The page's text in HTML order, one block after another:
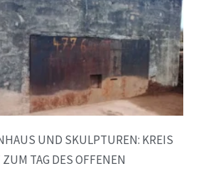
UND SKULPTUREN: KREIS
TAG DES OFFENEN